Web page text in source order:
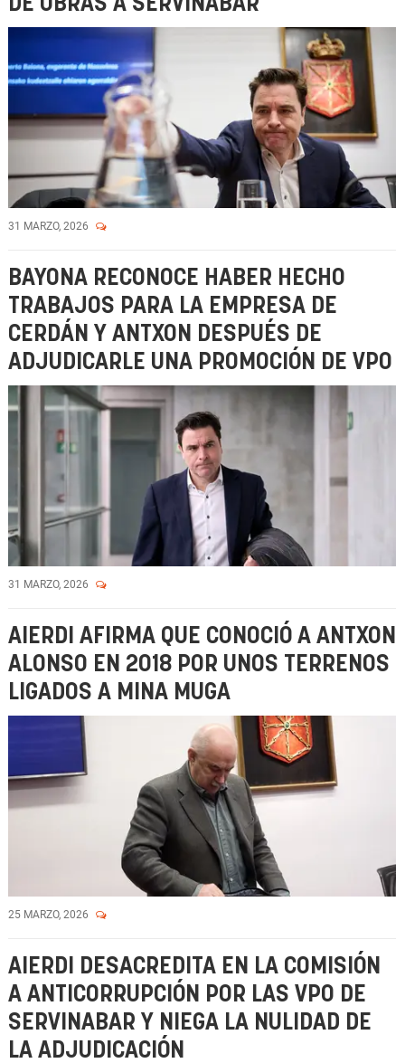
31 MARZO, 2026
BAYONA RECONOCE HABER HECHO
TRABAJOS PARA LA EMPRESA DE
CERDÁN Y ANTXON DESPUÉS DE
ADJUDICARLE UNA PROMOCIÓN DE VPO
31 MARZO, 2026
AIERDI AFIRMA QUE CONOCIÓ A ANTXON
ALONSO EN 2018 POR UNOS TERRENOS
LIGADOS A MINA MUGA
25 MARZO, 2026
AIERDI DESACREDITA EN LA COMISIÓN
A ANTICORRUPCIÓN POR LAS VPO DE
SERVINABAR Y NIEGA LA NULIDAD DE
LA ADJUDICACIÓN